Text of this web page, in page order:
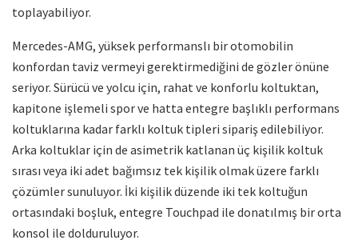
toplayabiliyor.
Mercedes-AMG, yüksek performanslı bir otomobilin
konfordan taviz vermeyi gerektirmediğini de gözler önüne
seriyor. Sürücü ve yolcu için, rahat ve konforlu koltuktan,
kapitone işlemeli spor ve hatta entegre başlıklı performans
koltuklarına kadar farklı koltuk tipleri sipariş edilebiliyor.
Arka koltuklar için de asimetrik katlanan üç kişilik koltuk
sırası veya iki adet bağımsız tek kişilik olmak üzere farklı
çözümler sunuluyor. İki kişilik düzende iki tek koltuğun
ortasındaki boşluk, entegre Touchpad ile donatılmış bir orta
konsol ile dolduruluyor.